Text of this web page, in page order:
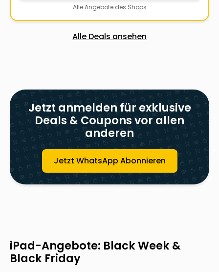
Alle Angebote des Shops
Alle Deals ansehen
Jetzt anmelden für exklusive
Deals & Coupons vor allen
anderen
Jetzt WhatsApp Abonnieren
iPad-Angebote: Black Week &
Black Friday